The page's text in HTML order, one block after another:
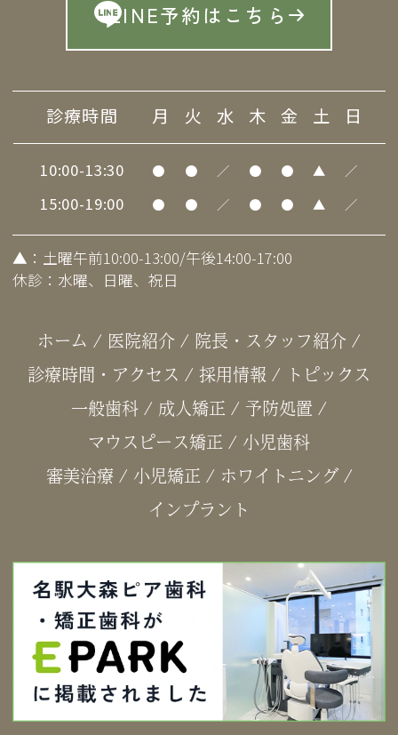
LINE予約はこちら
診療時間 月 火 水 木 金 土 日
10:00-13:30 ● ● ／ ● ● ▲ ／
15:00-19:00 ● ● ／ ● ● ▲ ／
▲ ：土曜午前10:00-13:00/午後14:00-17:00
休診：水曜、日曜、祝日
ホーム / 医院紹介 / 院長・スタッフ紹介 /
診療時間・アクセス / 採用情報 / トピックス
一般歯科 / 成人矯正 / 予防処置 /
マウスピース矯正 / 小児歯科
審美治療/ 小児矯正 / ホワイトニング/
インプラント